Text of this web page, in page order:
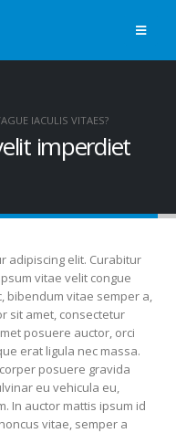
IACULIS VITAES?
imperdiet
adipiscing elit. Curabitur
vitae velit congue
bibendum vitae semper a,
sit amet, consectetur
posuere auctor, orci
erat ligula nec massa.
posuere gravida
eu vehicula eu,
In auctor mattis ipsum id
vitae, semper a